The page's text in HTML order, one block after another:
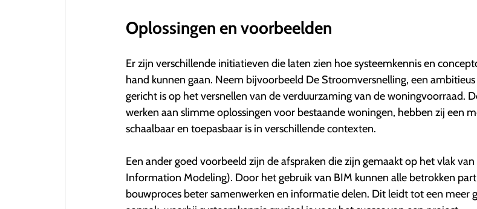
Oplossingen en voorbeelden
Er zijn verschillende initiatieven die laten zien hoe systeemkennis en
hand kunnen gaan. Neem bijvoorbeeld De Stroomversnelling, een
gericht is op het versnellen van de verduurzaming van de woningvoorraad.
werken aan slimme oplossingen voor bestaande woningen, hebben zij een
schaalbaar en toepasbaar is in verschillende contexten.
Een ander goed voorbeeld zijn de afspraken die zijn gemaakt op het vlak
Information Modeling). Door het gebruik van BIM kunnen alle betrokken
bouwproces beter samenwerken en informatie delen. Dit leidt tot een meer